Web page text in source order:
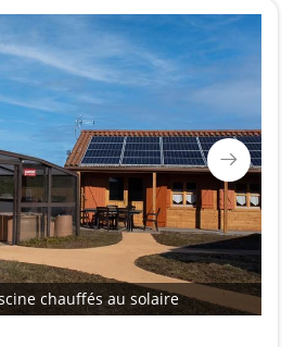
chauffés au solaire